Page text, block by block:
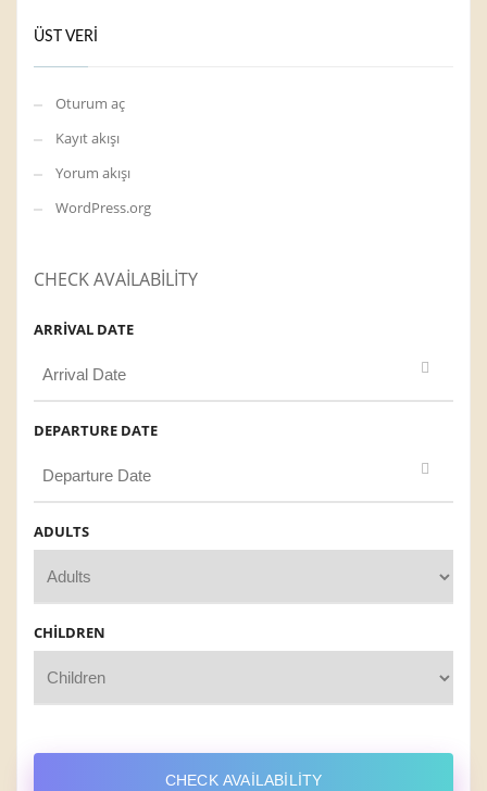
ÜST VERI
Oturum aç
Kayıt akışı
Yorum akışı
WordPress.org
CHECK AVAILABILITY
ARRIVAL DATE
DEPARTURE DATE
ADULTS
CHILDREN
CHECK AVAILABILITY